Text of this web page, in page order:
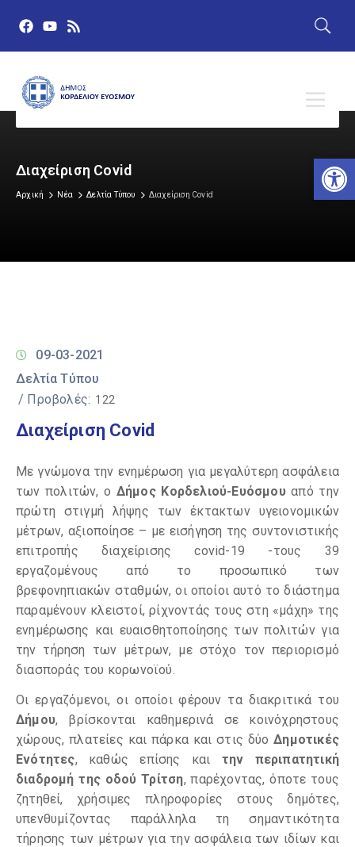
Διαχείριση Covid
Αρχική Νέα Δελτία Τύπου Διαχείριση Covid
09-03-2021
Δελτία Τύπου
/ Προβολές: 122
Διαχείριση Covid
Με γνώμονα την ενημέρωση για μεγαλύτερη ασφάλεια
των πολιτών, ο Δήμος Κορδελιού-Ευόσμουαπό την
πρώτη στιγμή λήψης των έκτακτων υγειονομικών
μέτρων, αξιοποίησε – με εισήγηση της συντονιστικής
επιτροπής διαχείρισης covid-19 -τους 39
εργαζομένους από το προσωπικό των
βρεφονηπιακών σταθμών, οι οποίοι αυτό το διάστημα
παραμένουν κλειστοί, ρίχνοντάς τους στη «μάχη» της
ενημέρωσης και ευαισθητοποίησης των πολιτών για
την τήρηση των μέτρων, με στόχο τον περιορισμό
διασποράς του κορωνοϊού.
Οι εργαζόμενοι, οι οποίοι φέρουν τα διακριτικά του
Δήμου, βρίσκονται καθημερινά σε κοινόχρηστους
χώρους, πλατείες και πάρκα και στις δύοΔημοτικές
Ενότητες, καθώς επίσης και την περιπατητική
διαδρομή της οδού Τρίτση, παρέχοντας, όποτε τους
ζητηθεί, χρήσιμες πληροφορίες στους δημότες,
υπενθυμίζοντας παράλληλα τη σημαντικότητα
τήρησης των μέτρων για την ασφάλεια των ιδίων και